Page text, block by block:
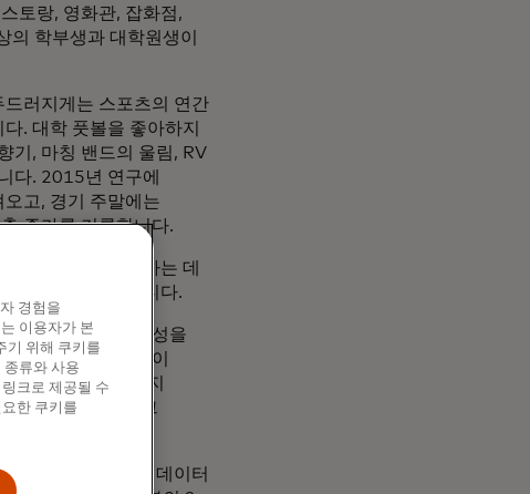
토랑, 영화관, 잡화점,
학부생과 대학원생이
러지게는 스포츠의 연간
. 대학 풋볼을 좋아하지
기, 마칭 밴드의 울림, RV
다. 2015년 연구에
고, 경기 주말에는
증가를 기록합니다.
클릭으로 구매하는 데
와 씨름하고 있습니다.
이트, 백엔드 효율성을
습니다. 중소기업이
년에 2025년까지
속했으며, 최근 그
스템이 제공하는 데이터
경험을
이용자가 본
기 위해 쿠키를
류와 사용
크로 제공될 수
한 쿠키를